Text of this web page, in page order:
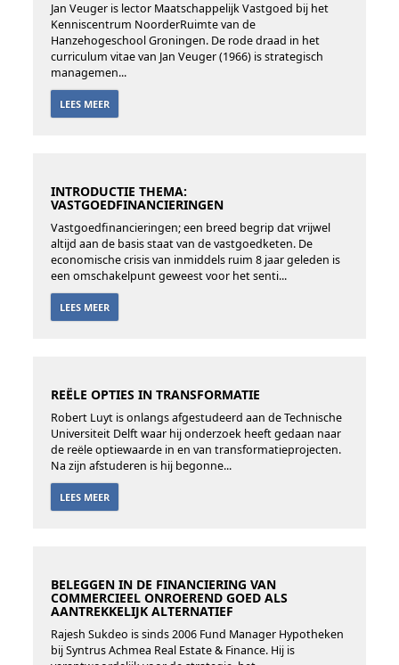
Jan Veuger is lector Maatschappelijk Vastgoed bij het
Kenniscentrum NoorderRuimte van de
Hanzehogeschool Groningen. De rode draad in het
curriculum vitae van Jan Veuger (1966) is strategisch
managemen...
LEES MEER
INTRODUCTIE THEMA:
VASTGOEDFINANCIERINGEN
Vastgoedfinancieringen; een breed begrip dat vrijwel
altijd aan de basis staat van de vastgoedketen. De
economische crisis van inmiddels ruim 8 jaar geleden is
een omschakelpunt geweest voor het senti...
LEES MEER
REËLE OPTIES IN TRANSFORMATIE
Robert Luyt is onlangs afgestudeerd aan de Technische
Universiteit Delft waar hij onderzoek heeft gedaan naar
de reële optiewaarde in en van transformatieprojecten.
Na zijn afstuderen is hij begonne...
LEES MEER
BELEGGEN IN DE FINANCIERING VAN
COMMERCIEEL ONROEREND GOED ALS
AANTREKKELIJK ALTERNATIEF
Rajesh Sukdeo is sinds 2006 Fund Manager Hypotheken
bij Syntrus Achmea Real Estate & Finance. Hij is